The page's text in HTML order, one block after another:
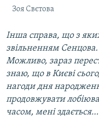
Зоя Свєтова
Інша справа, що з
звільненням
Можливо, зараз
знаю, що в Києві
нагоди дня
продовжувати
часом, мені